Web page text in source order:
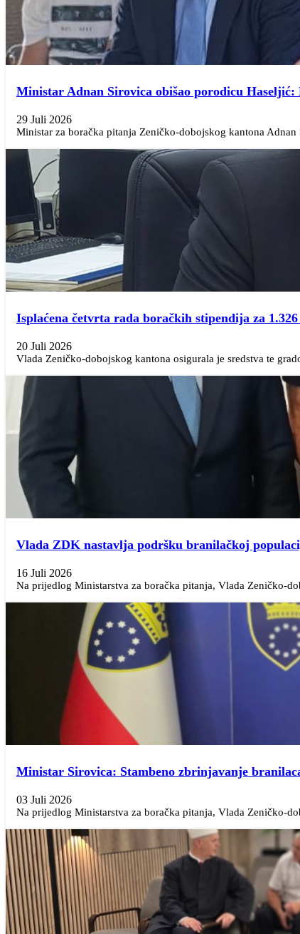
Ministar Adnan Sirovica obišao porodicu
29 Juli 2026
Ministar za boračka pitanja Zeničko-dobojskog kantona
Isplaćena četvrta rada boračkih stipendija za
20 Juli 2026
Vlada Zeničko-dobojskog kantona osigurala je sredstva te
Vlada ZDK nastavlja podršku branilačkoj
16 Juli 2026
Na prijedlog Ministarstva za boračka pitanja, Vlada Zeničko-
Ministar Sirovica: Stambeno zbrinjavanje
03 Juli 2026
Na prijedlog Ministarstva za boračka pitanja, Vlada Zeničko-